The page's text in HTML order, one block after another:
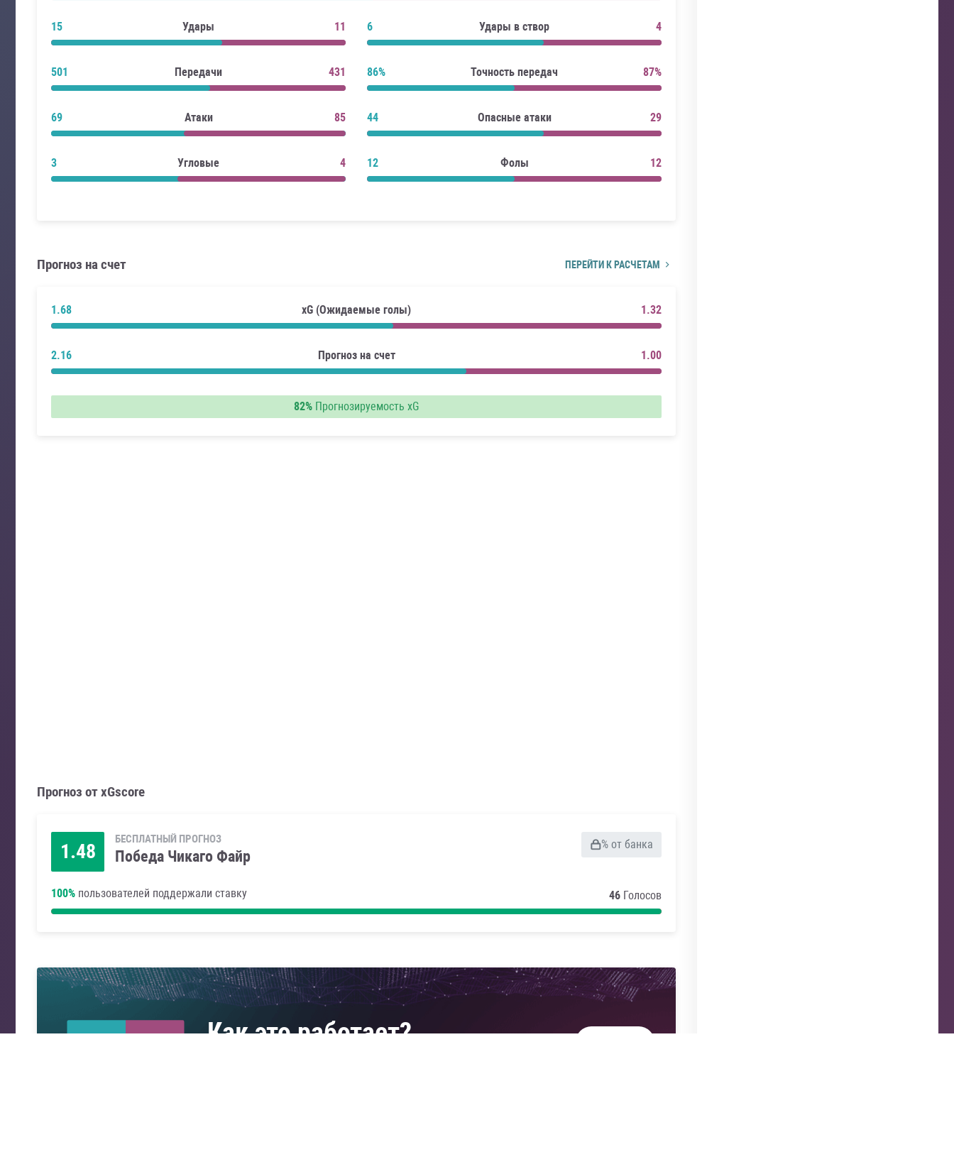
15 Удары 11 6 Удары в створ 4
501 Передачи 431 86% Точность передач 87%
69 Атаки 85 44 Опасные атаки 29
3 Угловые 4 12 Фолы 12
Прогноз на счет ПЕРЕЙТИ К РАСЧЕТАМ
1.68 xG (Ожидаемые голы) 1.32
2.16 Прогноз на счет 1.00
82% Прогнозируемость xG
Прогноз от xGscore
1.48
БЕСПЛАТНЫЙ ПРОГНОЗ
Победа Чикаго Файр
% от банка
100% пользователей поддержали ставку 46 Голосов
1.6 0.5 Как это работает?